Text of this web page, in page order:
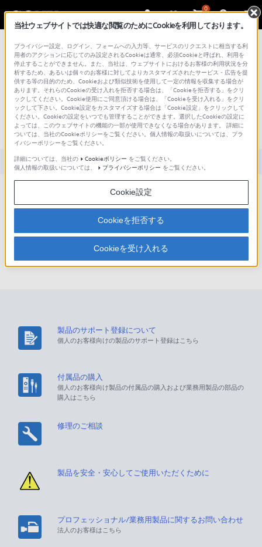
0
総合サポート・お問い合わせ
文書番号 : S1110278038025 / 最終更新日 : 2025/03/11
無線LANルーター接続時のパスワード
が分からないのですが。
対象製品カテゴリー・製品
無線LANルーターのパスワードは、無線LANルーター機器に固有な情報のため、ソニ
ーからはご案内できません。
通常、無線LANルーター機器本体のラベルに表示されていたり、ネットワークに接続
詳しくは無線LANルーターを設定した人にお聞きになるか、説明書などをご覧くださ
製品のサポート登録について
個人のお客様向けの製品のサポート登録はこちら
付属品の購入
個人のお客様向け製品の付属品の購入および業務用製品の部品の
購入はこちら
修理のご相談
製品を安全・安心してご使用いただくために
プロフェッショナル/業務用製品に関するお問い合わせ
法人のお客様はこちら
当社ウェブサイトでは快適な閲覧のためにCookieを利用しております。
プライバシー設定、ログイン、フォームへの入力等、サービスのリクエストに相当する利
用者のアクションに応じてのみ設定されるCookieは通常、必須Cookieと呼ばれ、利用を
停止することができません。また、当社は、ウェブサイトにおけるお客様の利用状況を分
析するため、あるいは個々のお客様に対してよりカスタマイズされたサービス・広告を提
供する等の目的のため、Cookieおよび類似技術を使用して一定の情報を収集する場合が
あります。それらのCookieの受け入れを拒否する場合は、「Cookieを拒否する」をクリ
ックしてください。Cookie使用にご同意頂ける場合は、「Cookieを受け入れる」をクリ
ックして下さい。Cookie設定をカスタマイズする場合は「Cookie設定」をクリックして
ください。Cookieの設定をいつでも管理することができます。選択したCookieの設定に
よっては、このウェブサイトの機能の一部が使用できなくなる場合があります。 詳細に
ついては、当社のCookieポリシーをご覧ください。個人情報の取扱いについては、プラ
イバシーポリシーをご覧ください。
詳細については、当社の
Cookieポリシー をご覧ください。
個人情報の取扱いについては、
プライバシーポリシー をご覧ください。
Cookie設定
Cookieを拒否する
Cookieを受け入れる